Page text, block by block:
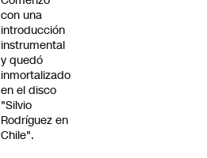
con una
introducción
instrumental
y quedó
inmortalizado
en el disco
"Silvio
Rodríguez en
Chile".